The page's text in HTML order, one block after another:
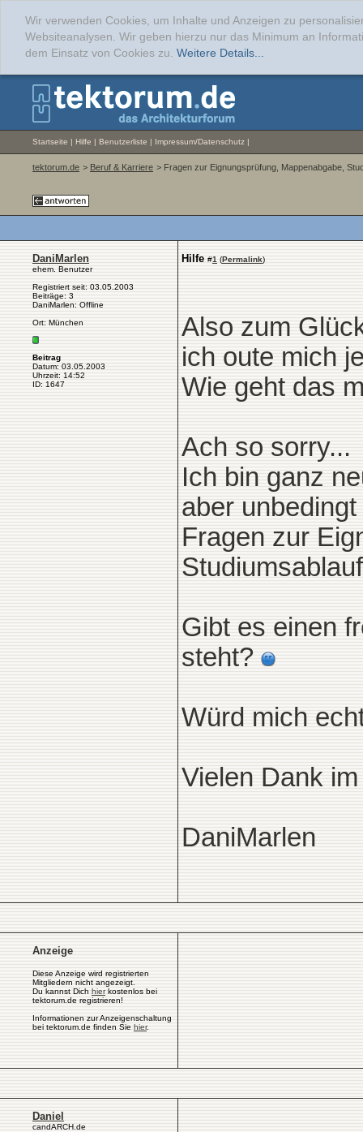
Wir verwenden Cookies, um Inhalte und Anzeigen zu
Websiteanalysen. Wir geben hierzu nur das Minimum an
dem Einsatz von Cookies zu. Weitere Details...
Startseite | Hilfe | Benutzerliste | Impressum/Datenschutz |
tektorum.de > Beruf & Karriere > Fragen zur Eignungsprüfung, Mappenabgabe,
DaniMarlen
ehem. Benutzer
Registriert seit: 03.05.2003
Beiträge: 3
DaniMarlen: Offline
Ort: München
Beitrag
Datum: 03.05.2003
Uhrzeit: 14:52
ID: 1647
Hilfe #1 (Permalink)
Also zum
ich oute mich
Wie geht das
Ach so sorry...
Ich bin ganz
aber
Fragen zur
Gibt es einen
steht?
Würd mich
Vielen Dank
DaniMarlen
Anzeige
Diese Anzeige wird registrierten
Mitgliedern nicht angezeigt.
Du kannst Dich hierkostenlos bei
tektorum.de registrieren!
Informationen zur Anzeigenschaltung
bei tektorum.de finden Sie hier.
Daniel
candARCH.de